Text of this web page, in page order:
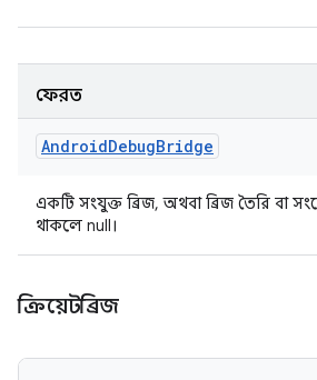
ফেরত
AndroidDebugBridge
একটি সংযুক্ত ব্রিজ, অথবা ব্রিজ তৈরি বা
থাকলে null।
ক্রিয়েটব্রিজ